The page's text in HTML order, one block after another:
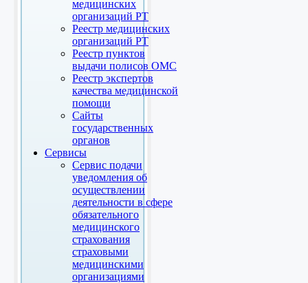
медицинских
организаций РТ
Реестр медицинских
организаций РТ
Реестр пунктов
выдачи полисов ОМС
Реестр экспертов
качества медицинской
помощи
Сайты
государственных
органов
Сервисы
Сервис подачи
уведомления об
осуществлении
деятельности в сфере
обязательного
медицинского
страхования
страховыми
медицинскими
организациями